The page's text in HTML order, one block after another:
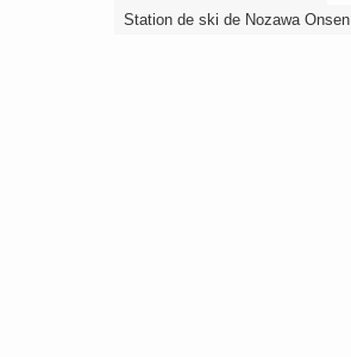
Station de ski de Nozawa Onsen